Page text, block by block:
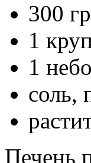
300
1
1
соль,
Печень